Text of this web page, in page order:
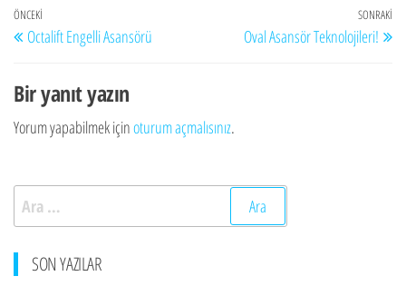
Yazı
gezinmesi
Önceki
Yazı
ÖNCEKI
Octalift Engelli Asansörü
SONRAKI
Oval Asansör Teknolojileri!
Bir yanıt yazın
Yorum yapabilmek içinoturum açmalısınız.
Arama:
SON YAZILAR